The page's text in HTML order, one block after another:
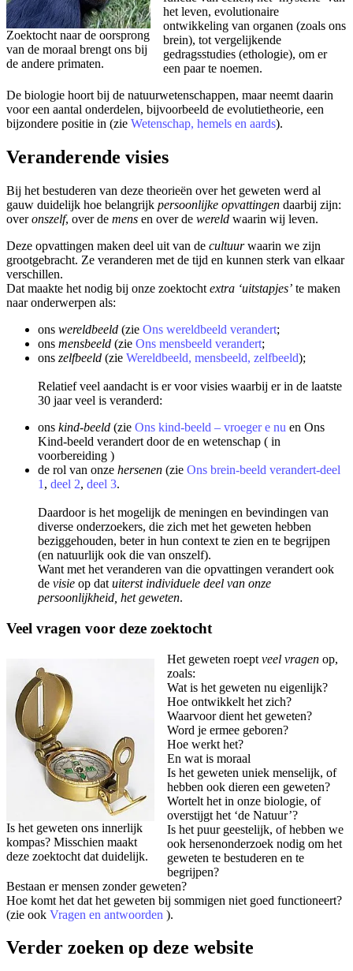
Zoektocht naar de oorsprong
van de moraal brengt ons bij
de andere primaten.
het leven, evolutionaire
ontwikkeling van organen (zoals ons
brein), tot vergelijkende
gedragsstudies (ethologie), om er
een paar te noemen.
De biologie hoort bij de natuurwetenschappen, maar neemt daarin
voor een aantal onderdelen, bijvoorbeeld de evolutietheorie, een
bijzondere positie in (zie Wetenschap, hemels en aards).
Veranderende visies
Bij het bestuderen van deze theorieën over het geweten werd al
gauw duidelijk hoe belangrijk persoonlijke opvattingen daarbij zijn:
overonszelf, over de mens en over de wereld waarin wij leven.
Deze opvattingen maken deel uit van de cultuurwaarin we zijn
grootgebracht. Ze veranderen met de tijd en kunnen sterk van elkaar
verschillen.
Dat maakte het nodig bij onze zoektocht extra ‘uitstapjes’ te maken
naar onderwerpen als:
ons wereldbeeld (zie Ons wereldbeeld verandert;
ons mensbeeld (zie Ons mensbeeld verandert;
ons zelfbeeld (zie Wereldbeeld, mensbeeld, zelfbeeld);
Relatief veel aandacht is er voor visies waarbij er in de laatste
30 jaar veel is veranderd:
ons kind-beeld (zie Ons kind-beeld – vroeger e nu en Ons
Kind-beeld verandert door de en wetenschap ( in
voorbereiding )
de rol van onze hersenen (zie Ons brein-beeld verandert-deel
1 , deel 2, deel 3.
Daardoor is het mogelijk de meningen en bevindingen van
diverse onderzoekers, die zich met het geweten hebben
beziggehouden, beter in hun context te zien en te begrijpen
(en natuurlijk ook die van onszelf).
Want met het veranderen van die opvattingen verandert ook
de visie op dat uiterst individuele deel van onze
persoonlijkheid, het geweten.
Veel vragen voor deze zoektocht
Is het geweten ons innerlijk
kompas? Misschien maakt
deze zoektocht dat duidelijk.
Het geweten roept veel vragen op,
zoals:
Wat is het geweten nu eigenlijk?
Hoe ontwikkelt het zich?
Waarvoor dient het geweten?
Word je ermee geboren?
Hoe werkt het?
En wat is moraal
Is het geweten uniek menselijk, of
hebben ook dieren een geweten?
Wortelt het in onze biologie, of
overstijgt het ‘de Natuur’?
Is het puur geestelijk, of hebben we
ook hersenonderzoek nodig om het
geweten te bestuderen en te
begrijpen?
Bestaan er mensen zonder geweten?
Hoe komt het dat het geweten bij sommigen niet goed functioneert?
(zie ook Vragen en antwoorden ).
Verder zoeken op deze website